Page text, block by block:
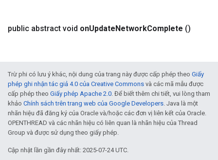
public abstract void onUpdateNetworkComplete ()
Trừ phi có lưu ý khác, nội dung của trang này được cấp phép theo Giấy
phép ghi nhận tác giả 4.0 của Creative Commons và các mã mẫu được
cấp phép theo Giấy phép Apache 2.0. Để biết thêm chi tiết, vui lòng tham
khảo Chính sách trên trang web của Google Developers. Java là một
nhãn hiệu đã đăng ký của Oracle và/hoặc các đơn vị liên kết của Oracle.
OPENTHREAD và các nhãn hiệu có liên quan là nhãn hiệu của Thread
Group và được sử dụng theo giấy phép.
Cập nhật lần gần đây nhất: 2025-07-24 UTC.